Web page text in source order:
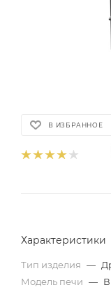
В ИЗБРАННОЕ
Характеристики
Тип изделия —
Модель печи —